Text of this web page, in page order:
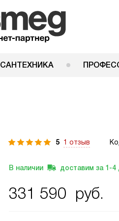
САНТЕХНИКА
5 1 отзыв
В наличии доставим за 1-4
331 590 руб.